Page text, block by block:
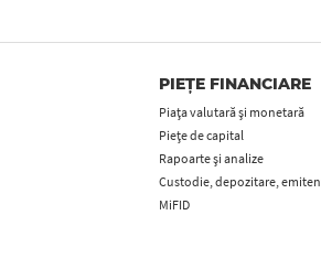
PIEȚE FINANCIARE
Piața valutară și monetară
Piețe de capital
Rapoarte și analize
Custodie, depozitare,
MiFID